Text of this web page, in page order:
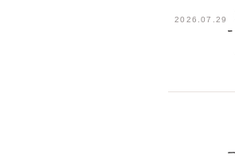
2026.07.29